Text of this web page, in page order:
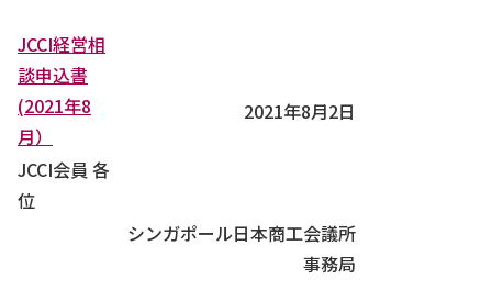
JCCI経営相
談申込書
(2021年8
月）
2021年8月2日
JCCI会員 各
位
シンガポール日本商工会議所
事務局